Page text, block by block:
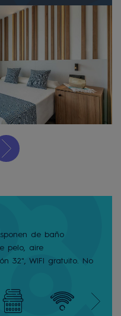
de baño
pelo, aire
32", WIFI gratuito. No